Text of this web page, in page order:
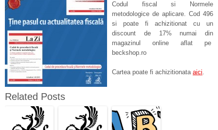
Codul fiscal si Normele
metodologice de aplicare. Cod 496
si poate fi achizitionat cu un
discount de 17% numai din
magazinul online aflat pe
beckshop.ro
Cartea poate fi achizitionata aici.
Related Posts